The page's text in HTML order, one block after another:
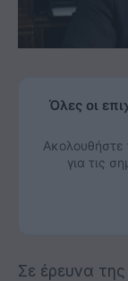
Όλες οι
Ακολουθήστε
για τις
Σε έρευνα της